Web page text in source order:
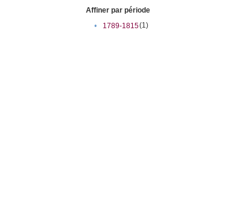
Affiner par période
•
1789-1815(1)